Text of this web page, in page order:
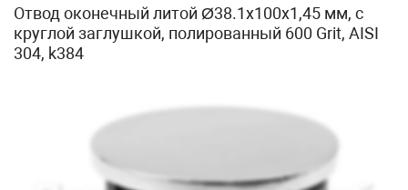
Отвод оконечный литой Ø38.1х100х1,45 мм, с
круглой заглушкой, полированный 600 Grit, AISI
304, k384